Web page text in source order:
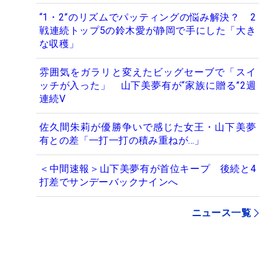
“1・2”のリズムでパッティングの悩み解決？ 2
戦連続トップ5の鈴木愛が静岡で手にした「大き
な収穫」
雰囲気をガラリと変えたビッグセーブで「スイ
ッチが入った」 山下美夢有が“家族に贈る”2週
連続V
佐久間朱莉が優勝争いで感じた女王・山下美夢
有との差「一打一打の積み重ねが…」
＜中間速報＞山下美夢有が首位キープ 後続と4
打差でサンデーバックナインへ
ニュース一覧